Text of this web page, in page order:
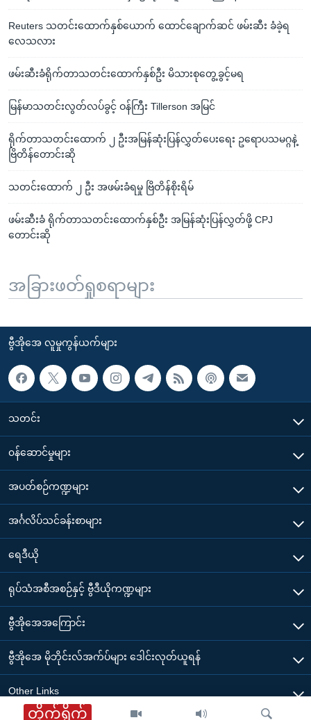
တိုက်ရိုက်
Reuters သတင်းထောက်နှစ်ယောက် ထောင်ချောက်ဆင် ဖမ်းဆီး ခံခဲ့ရ
လေသလား
ဖမ်းဆီးခံရိုက်တာသတင်းထောက်နှစ်ဦး မိသားစုတွေ့ခွင့်မရ
မြန်မာသတင်းလွတ်လပ်ခွင့် ဝန်ကြီး Tillerson အမြင်
ရိုက်တာသတင်းထောက် ၂ ဦးအမြန်ဆုံးပြန်လွှတ်ပေးရေး ဥရောပသမဂ္ဂနဲ့
ဗြိတိန်တောင်းဆို
သတင်းထောက် ၂ ဦး အဖမ်းခံရမှု ဗြိတိန်စိုးရိမ်
ဖမ်းဆီးခံ ရိုက်တာသတင်းထောက်နှစ်ဦး အမြန်ဆုံးပြန်လွှတ်ဖို့ CPJ
တောင်းဆို
အခြားဖတ်ရှုစရာများ
ဗွီအိုအေ လူမှုကွန်ယက်များ
သတင်း
၀န်ဆောင်မှုများ
အပတ်စဉ်ကဏ္ဍများ
အင်္ဂလိပ်သင်ခန်းစာများ
ရေဒီယို
ရုပ်သံအစီအစဉ်နှင့် ဗွီဒီယိုကဏ္ဍများ
ဗွီအိုအေအကြောင်း
ဗွီအိုအေ မိုဘိုင်းလ်အက်ပ်များ ဒေါင်းလုတ်ယူရန်
Other Links